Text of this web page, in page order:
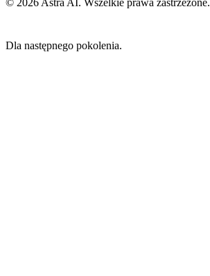
Dla następnego pokolenia.